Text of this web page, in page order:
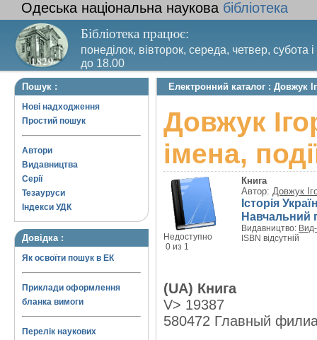
Одеська національна наукова бібліотека
Бібліотека працює:
понеділок, вівторок, середа, четвер, субота
до 18.00
Вихідний день – п’ятниця. Останній четвер
Пошук :
Нові надходження
Простий пошук
Автори
Видавництва
Серії
Тезауруси
Індекси УДК
Довідка :
Як освоїти пошук в ЕК
Приклади оформлення
бланка вимоги
Перелік наукових
Електронний каталог : Довжук
Довжук
імена,
Недоступно
0 из 1
Книга
Автор: Довжук
Історія
Навчальний
Видавництво:
ISBN відсутній
(UA) Книга
V> 19387
580472 Главный